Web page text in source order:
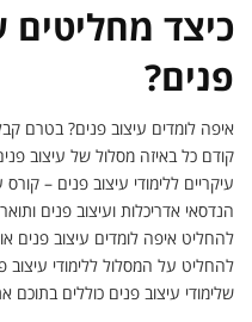
כיצד מחליטים
פנים?
איפה לומדים עיצוב פנים? בטרם
עיקריים ללימודי עיצוב פנים –
הנדסאי אדריכלות ועיצוב פנים
להחליט איפה לומדים עיצוב פנים
להחליט על המסלול ללימודי עיצוב
שלימודי עיצוב פנים כוללים בתוכם